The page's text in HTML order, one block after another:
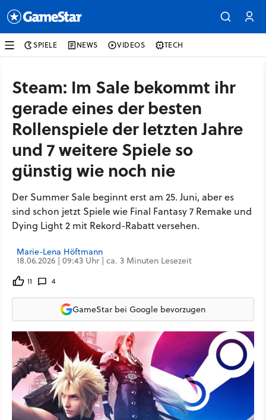
SPIELE NEWS VIDEOS TECH
Steam: Im Sale bekommt ihr
gerade eines der besten
Rollenspiele der letzten Jahre
und 7 weitere Spiele so
günstig wie noch nie
Der Summer Sale beginnt erst am 25. Juni, aber es
sind schon jetzt Spiele wie Final Fantasy 7 Remake und
Dying Light 2 mit Rekord-Rabatt versehen.
Marie-Lena Höftmann
18.06.2026 | 09:43 Uhr | ca. 3 Minuten Lesezeit
11 4
GameStar bei Google bevorzugen